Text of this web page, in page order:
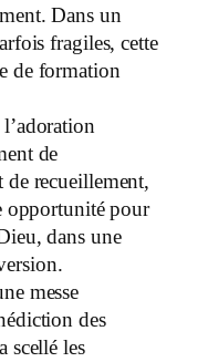
Dans un
fragiles, cette
de formation
de
recueillement,
opportunité pour
dans une
messe
des
scellé les